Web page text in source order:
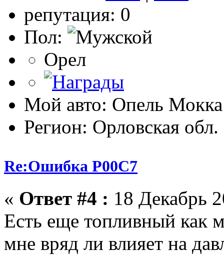
репутация: 0
Пол:
Орел
Мой авто: Опель Мокка
Регион: Орловская обл.
Re:Ошибка P00C7
« Ответ #4 : 18 Декабрь
Есть еще топливный как
мне вряд ли влияет на